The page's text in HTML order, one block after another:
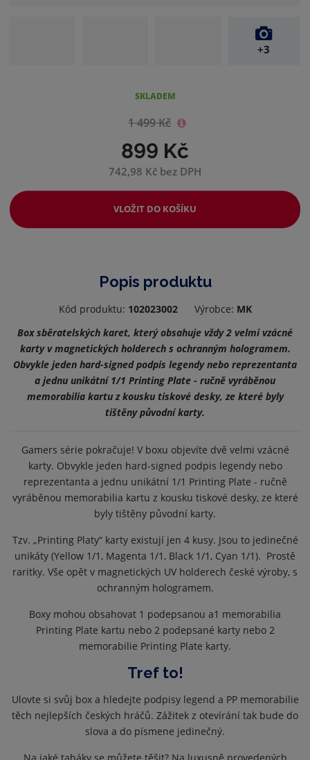
+3
1 499 Kč
899 Kč
742,98 Kč bez DPH
SKLADEM
VLOŽIT DO KOŠÍKU
Popis produktu
Kód produktu: 102023002 Výrobce: MK
Box sběratelských karet, který obsahuje vždy 2 velmi vzácné
karty v magnetických holderech s ochranným hologramem.
Obvykle jeden hard-signed podpis legendy nebo reprezentanta
a jednu unikátní 1/1 Printing Plate - ručně vyráběnou
memorabilia kartu z kousku tiskové desky, ze které byly
tištěny původní karty.
Gamers série pokračuje! V boxu objevíte dvě velmi vzácné
karty. Obvykle jeden hard-signed podpis legendy nebo
reprezentanta a jednu unikátní 1/1 Printing Plate - ručně
vyráběnou memorabilia kartu z kousku tiskové desky, ze které
byly tištěny původní karty.
Tzv. „Printing Platy“ karty existují jen 4 kusy. Jsou to jedinečné
unikáty (Yellow 1/1, Magenta 1/1, Black 1/1, Cyan 1/1). Prostě
raritky. Vše opět v magnetických UV holderech české výroby, s
ochranným hologramem.
Boxy mohou obsahovat 1 podepsanou a1 memorabilia
Printing Plate kartu nebo 2 podepsané karty nebo 2
memorabilie Printing Plate karty.
Tref to!
Ulovte si svůj box a hledejte podpisy legend a PP memorabilie
těch nejlepších českých hráčů. Zážitek z otevírání tak bude do
slova a do písmene jedinečný.